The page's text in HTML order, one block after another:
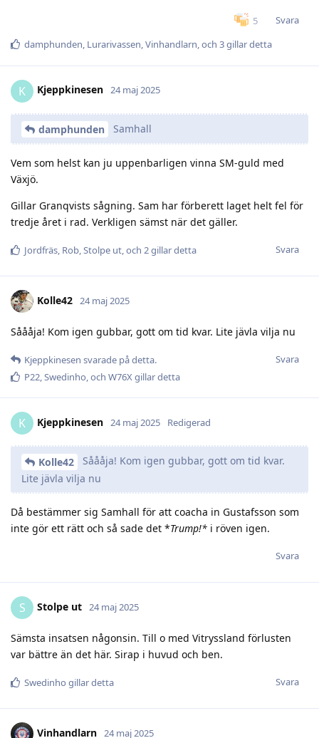
5
Svara
damphunden Lurarivassen Vinhandlarn , och 3gillar detta
K Kjeppkinesen 24 maj 2025
damphunden Samhall
Vem som helst kan ju uppenbarligen vinna SM-guld med
Växjö.
Gillar Granqvists sågning. Sam har förberett laget helt fel för
tredje året i rad. Verkligen sämst när det gäller.
Svara
Jordfräs, Rob,Stolpe ut, och 2gillar detta
Kolle42 24 maj 2025
Såååja! Kom igen gubbar, gott om tid kvar. Lite jävla vilja nu
Svara
Kjeppkinesen svarade på detta.
P22,Swedinho, och W76Xgillar detta
K Kjeppkinesen 24 maj 2025 Redigerad
Kolle42
Såååja! Kom igen gubbar, gott om tid kvar.
Lite jävla vilja nu
Då bestämmer sig Samhall för att coacha in Gustafsson som
inte gör ett rätt och så sade det *Trump!* i röven igen.
Svara
S Stolpe ut 24 maj 2025
Sämsta insatsen någonsin. Till o med Vitryssland förlusten
var bättre än det här. Sirap i huvud och ben.
Svara
Swedinho gillar detta
Vinhandlarn 24 maj 2025